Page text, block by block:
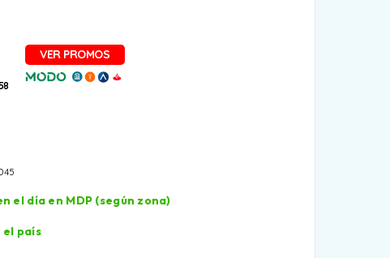
el día en MDP (según zona)
el país